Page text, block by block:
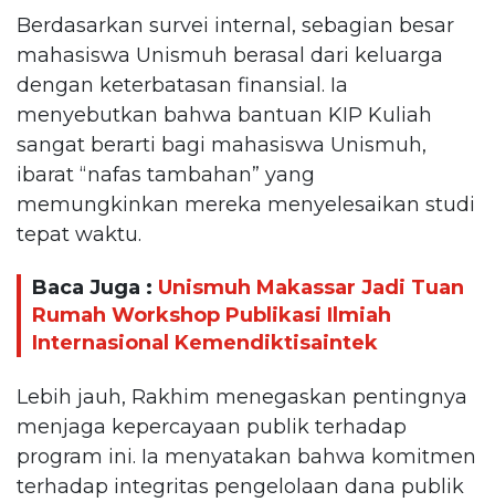
Berdasarkan survei internal, sebagian besar
mahasiswa Unismuh berasal dari keluarga
dengan keterbatasan finansial. Ia
menyebutkan bahwa bantuan KIP Kuliah
sangat berarti bagi mahasiswa Unismuh,
ibarat “nafas tambahan” yang
memungkinkan mereka menyelesaikan studi
tepat waktu.
Baca Juga : Unismuh Makassar Jadi Tuan
Rumah Workshop Publikasi Ilmiah
Internasional Kemendiktisaintek
Lebih jauh, Rakhim menegaskan pentingnya
menjaga kepercayaan publik terhadap
program ini. Ia menyatakan bahwa komitmen
terhadap integritas pengelolaan dana publik